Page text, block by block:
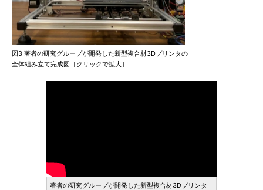
図3 著者の研究グループが開発した新型複合材3Dプリンタの
全体組み立て完成図［クリックで拡大］
著者の研究グループが開発した新型複合材3Dプリンタ